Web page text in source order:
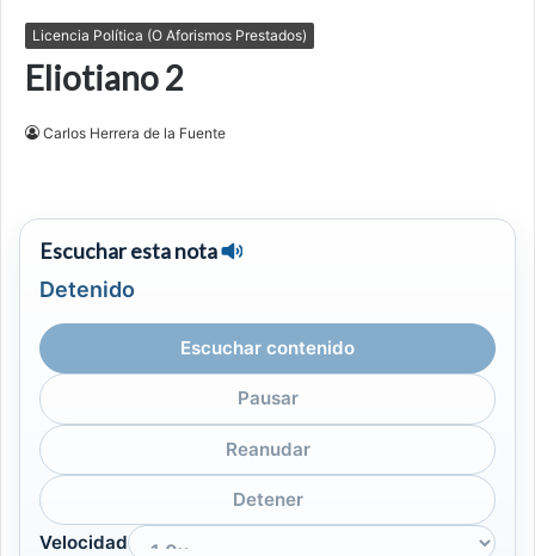
Licencia Política (O Aforismos Prestados)
Eliotiano 2
Carlos Herrera de la Fuente
Escuchar esta nota
Detenido
Escuchar contenido
Pausar
Reanudar
Detener
Velocidad